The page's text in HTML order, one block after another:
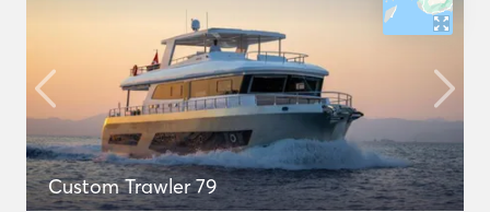
Custom Trawler 79